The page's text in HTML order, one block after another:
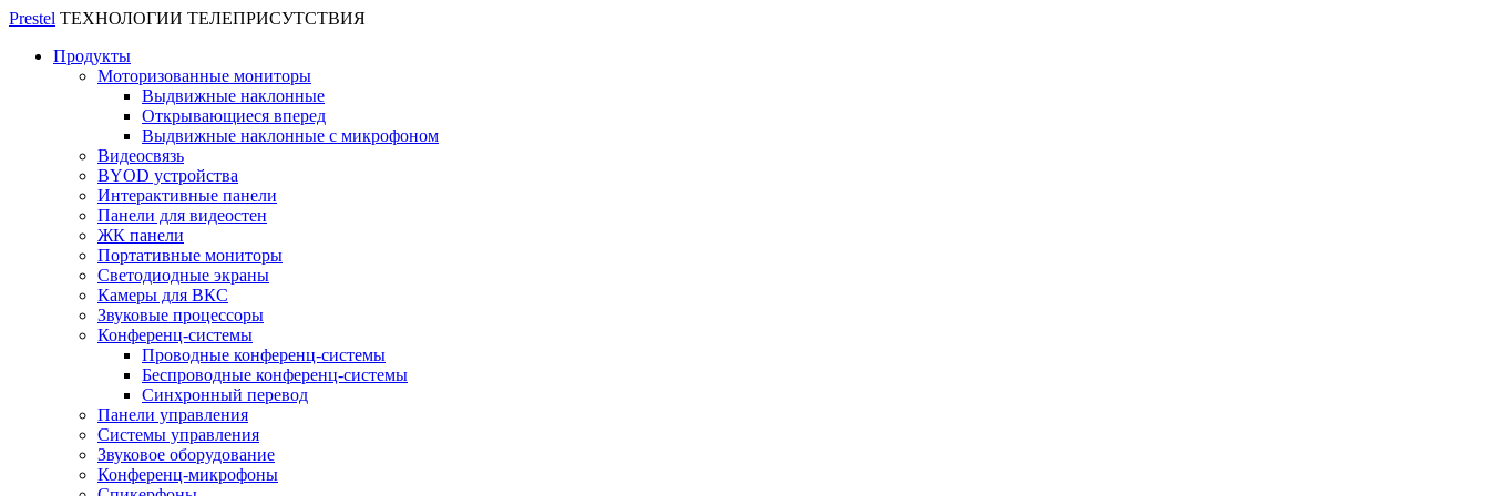
Prestel ТЕХНОЛОГИИ ТЕЛЕПРИСУТСТВИЯ
Продукты
Моторизованные мониторы
Выдвижные наклонные
Открывающиеся вперед
Выдвижные наклонные с микрофоном
Видеосвязь
BYOD устройства
Интерактивные панели
Панели для видеостен
ЖК панели
Портативные мониторы
Светодиодные экраны
Камеры для ВКС
Звуковые процессоры
Конференц-системы
Проводные конференц-системы
Беспроводные конференц-системы
Синхронный перевод
Панели управления
Системы управления
Звуковое оборудование
Конференц-микрофоны